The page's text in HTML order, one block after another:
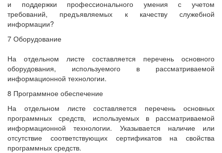
и поддержки профессионального умения с учетом
требований, предъявляемых к качеству служебной
информации?
7 Оборудование
На отдельном листе составляется перечень основного
оборудования, используемого в рассматриваемой
информационной технологии.
8 Программное обеспечение
На отдельном листе составляется перечень основных
программных средств, используемых в рассматриваемой
информационной технологии. Указывается наличие или
отсутствие соответствующих сертификатов на свойства
программных средств.